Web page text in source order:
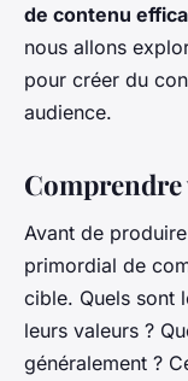
de contenu
nous allons
pour créer du
audience.
Avant de
primordial de
cible. Quels sont
leurs valeurs ?
généralement ?